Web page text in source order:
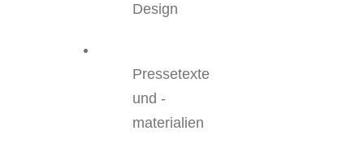
Design
Pressetexte
und -
materialien